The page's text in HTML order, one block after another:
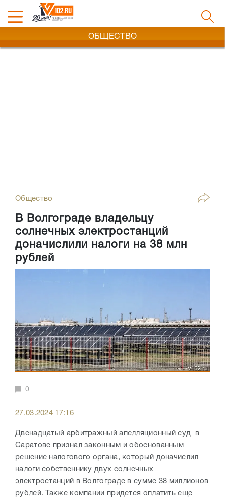
ОБЩЕСТВО
Общество
В Волгограде владельцу
солнечных электростанций
доначислили налоги на 38 млн
рублей
0
27.03.2024 17:16
Двенадцатый арбитражный апелляционный суд в
Саратове признал законным и обоснованным
решение налогового органа, который доначислил
налоги собственнику двух солнечных
электростанций в Волгограде в сумме 38 миллионов
рублей. Также компании придется оплатить еще